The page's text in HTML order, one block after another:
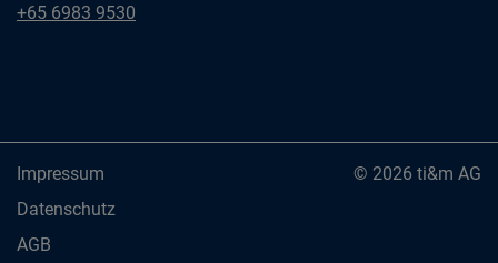
ti&m Pte. Ltd.
Singapur
+65 6983 9530
Impressum
Datenschutz
AGB
© 2026 ti&m AG